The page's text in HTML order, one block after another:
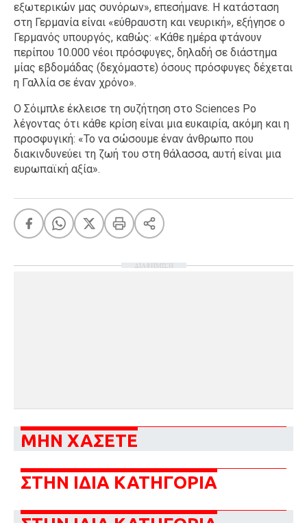
εξωτερικών μας συνόρων», επεσήμανε. Η κατάσταση
στη Γερμανία είναι «εύθραυστη και νευρική», εξήγησε ο
Γερμανός υπουργός, καθώς: «Κάθε ημέρα φτάνουν
περίπου 10.000 νέοι πρόσφυγες, δηλαδή σε διάστημα
μίας εβδομάδας (δεχόμαστε) όσους πρόσφυγες δέχεται
η Γαλλία σε έναν χρόνο».
Ο Σόιμπλε έκλεισε τη συζήτηση στο Sciences Po
λέγοντας ότι κάθε κρίση είναι μια ευκαιρία, ακόμη και η
προσφυγική: «Το να σώσουμε έναν άνθρωπο που
διακινδυνεύει τη ζωή του στη θάλασσα, αυτή είναι μια
ευρωπαϊκή αξία».
ΔΙΑΦΗΜΙΣΗ
ΜΗΝ ΧΑΣΕΤΕ
ΣΤΗΝ ΙΔΙΑ ΚΑΤΗΓΟΡΙΑ